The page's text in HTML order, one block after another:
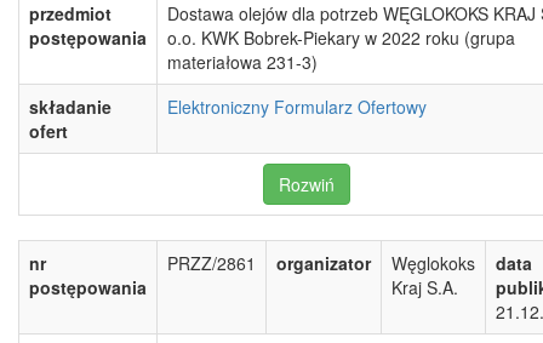
przedmiot
postępowania
Dostawa olejów dla potrzeb WĘGLOKOKS KRAJ
o.o. KWK Bobrek-Piekary w 2022 roku (grupa
materiałowa 231-3)
składanie
ofert
Elektroniczny Formularz Ofertowy
Rozwiń
nr
postępowania
PRZZ/2861 organizator
Węglokoks
Kraj S.A.
data